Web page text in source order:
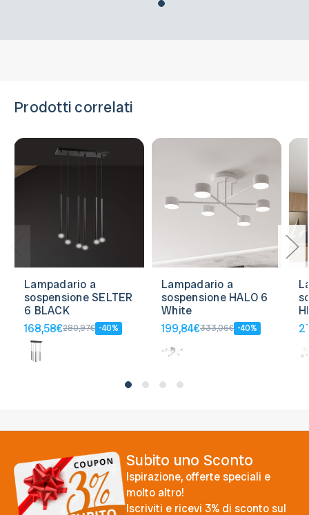
Prodotti correlati
Lampadario a
sospensione SELTER
6 BLACK
168,58€280,97€ -40%
Lampadario a
sospensione HALO 6
White
199,84€333,06€ -40%
Subito uno Sconto
Ispirazione, offerte speciali e
molto altro!
Iscriviti e ricevi 3% di sconto sul